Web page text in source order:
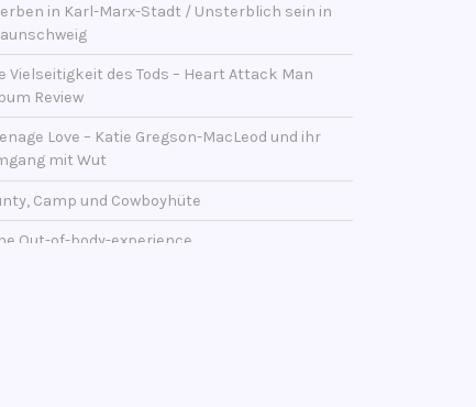
in Karl-Marx-Stadt / Unsterblich sein in
Vielseitigkeit des Tods – Heart Attack Man
Review
Love – Katie Gregson-MacLeod und ihr
mit Wut
Camp und Cowboyhüte
Out-of-body-experience